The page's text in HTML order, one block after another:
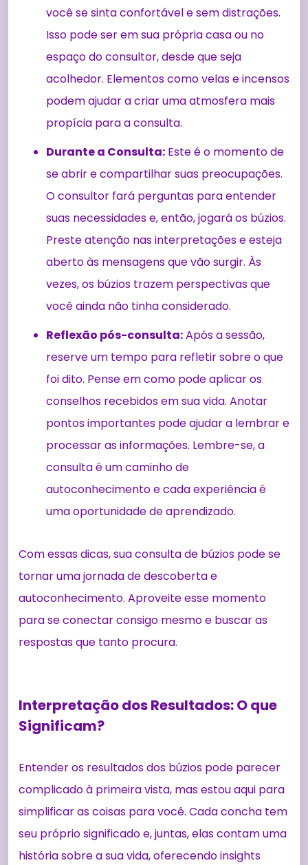
você se sinta confortável e sem distrações.
Isso pode ser em sua própria casa ou no
espaço do consultor, desde que seja
acolhedor. Elementos como velas e incensos
podem ajudar a criar uma atmosfera mais
propícia para a consulta.
Durante a Consulta: Este é o momento de
se abrir e compartilhar suas preocupações.
O consultor fará perguntas para entender
suas necessidades e, então, jogará os búzios.
Preste atenção nas interpretações e esteja
aberto às mensagens que vão surgir. Às
vezes, os búzios trazem perspectivas que
você ainda não tinha considerado.
Reflexão pós-consulta:Após a sessão,
reserve um tempo para refletir sobre o que
foi dito. Pense em como pode aplicar os
conselhos recebidos em sua vida. Anotar
pontos importantes pode ajudar a lembrar e
processar as informações. Lembre-se, a
consulta é um caminho de
autoconhecimento e cada experiência é
uma oportunidade de aprendizado.
Com essas dicas, sua consulta de búzios pode se
tornar uma jornada de descoberta e
autoconhecimento. Aproveite esse momento
para se conectar consigo mesmo e buscar as
respostas que tanto procura.
Interpretação dos Resultados: O que
Significam?
Entender os resultados dos búzios pode parecer
complicado à primeira vista, mas estou aqui para
simplificar as coisas para você. Cada concha tem
seu próprio significado e, juntas, elas contam uma
história sobre a sua vida, oferecendo insights